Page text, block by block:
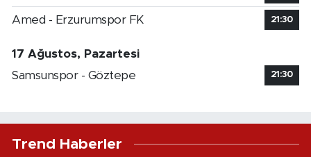
Amed - Erzurumspor FK 21:30
17 Ağustos, Pazartesi
Samsunspor - Göztepe
21:30
Trend Haberler